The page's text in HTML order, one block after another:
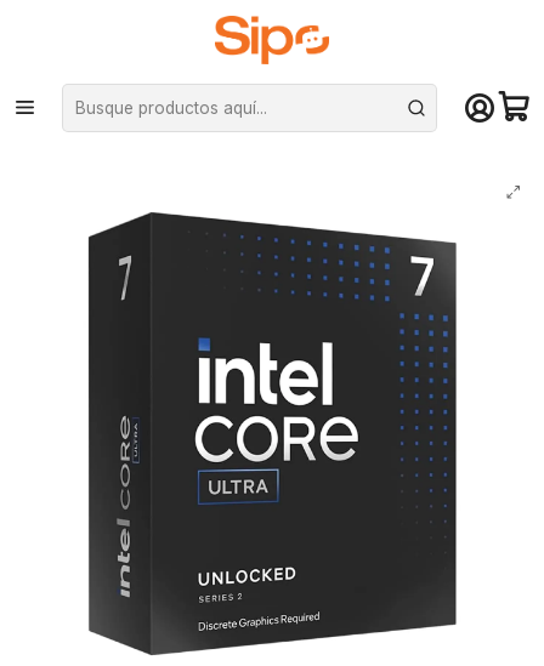
¡Compra hasta mediodía y recibe hoy! De lunes a sábado en el gran
Santiago. Envío gratis desde $29.990
Inicio Componentes PC Placas Madre Intel LGA 1851
Procesador Intel Core Ultra 7 265KF, LGA1851, 5.5GHz, 30MB Cache